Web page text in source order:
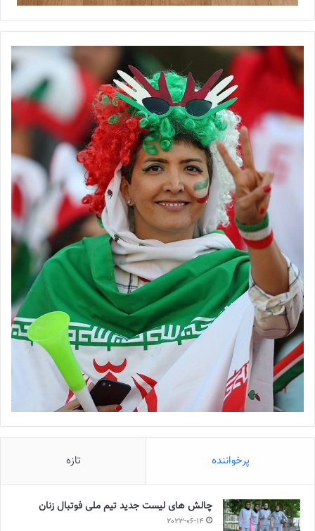
پرخواننده تازه
چالش هاى ليست جدید تيم ملى فوتبال زنان
2023-06-14